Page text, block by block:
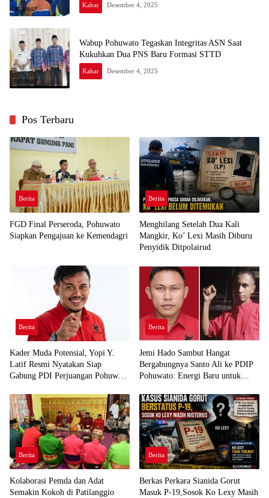
Kabar Desember 4, 2025
Wabup Pohuwato Tegaskan Integritas ASN Saat
Kukuhkan Dua PNS Baru Formasi STTD
Kabar Desember 4, 2025
Pos Terbaru
Berita
FGD Final Perseroda, Pohuwato
Siapkan Pengajuan ke Kemendagri
Berita
Menghilang Setelah Dua Kali
Mangkir, Ko’ Lexi Masih Diburu
Penyidik Ditpolairud
Berita
Kader Muda Potensial, Yopi Y.
Latif Resmi Nyatakan Siap
Gabung PDI Perjuangan Pohuwato
Berita
Jemi Hado Sambut Hangat
Bergabungnya Santo Ali ke PDIP
Pohuwato: Energi Baru untuk
Berita
Kolaborasi Pemda dan Adat
Semakin Kokoh di Patilanggio
Berita
Berkas Perkara Sianida Gorut
Masuk P-19,Sosok Ko Lexy Masih